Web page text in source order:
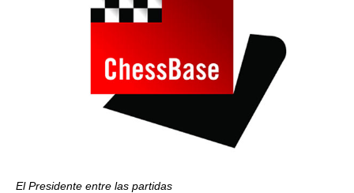
El Presidente entre las partidas